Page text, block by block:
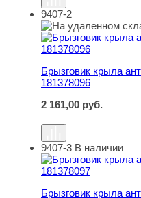
Брызговик крыла
9407-2
Брызговик крыла
181378096
2 161,00 руб.
Брызговик крыла
9407-3 В наличии
Брызговик крыла